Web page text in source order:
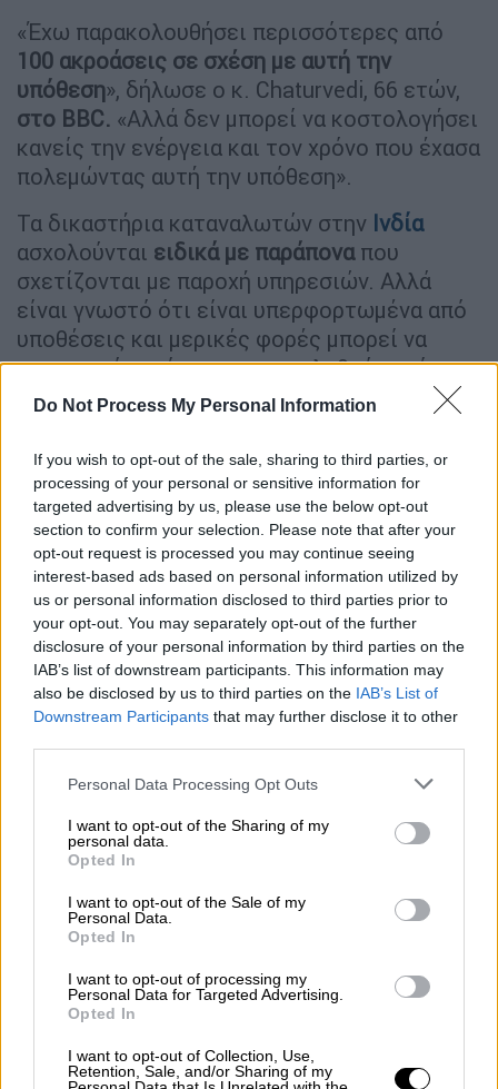
Do Not Process My Personal Information
If you wish to opt-out of the sale, sharing to third parties, or
processing of your personal or sensitive information for
targeted advertising by us, please use the below opt-out
section to confirm your selection. Please note that after your
opt-out request is processed you may continue seeing
interest-based ads based on personal information utilized by
us or personal information disclosed to third parties prior to
your opt-out. You may separately opt-out of the further
disclosure of your personal information by third parties on the
IAB’s list of downstream participants. This information may
also be disclosed by us to third parties on the IAB’s List of
Downstream Participants that may further disclose it to other
Please note that this website/app uses one or more Google
not limited to your visit or usage behaviour. You may click to
grant or deny consent to Google and its third-party tags to
use your data for below specified purposes in below Google
consent section.
Personal Data Processing Opt Outs
I want to opt-out of the Sharing of my
personal data.
Opted In
I want to opt-out of the Sale of my
Personal Data.
Opted In
I want to opt-out of processing my
Personal Data for Targeted Advertising.
Opted In
I want to opt-out of Collection, Use,
Retention, Sale, and/or Sharing of my
«Έχω παρακολουθήσει περισσότερες από
100 ακροάσεις σε σχέση με αυτή την
υπόθεση», δήλωσε ο κ. Chaturvedi, 66 ετών,
στο BBC. «Αλλά δεν μπορεί να κοστολογήσει
κανείς την ενέργεια και τον χρόνο που έχασα
πολεμώντας αυτή την υπόθεση».
Τα δικαστήρια καταναλωτών στην Ινδία
ασχολούνται ειδικά με παράποναπου
σχετίζονται με παροχή υπηρεσιών. Αλλά
είναι γνωστό ότι είναι υπερφορτωμένα από
υποθέσεις και μερικές φορές μπορεί να
χρειαστούν χρόνια για να επιλυθούν ακόμη
και οι πιο απλές υποθέσεις.
Pradesh, ταξίδευε από τη Mathura στο
Moradabad όταν ένας υπάλληλος που
έκλεινε εισιτήρια τον υπερχρέωσε για τα
δύο εισιτήρια που είχε αγοράσει.
Τα εισιτήρια κόστιζαν 35 ρουπίες το καθένα,
αλλά όταν έδωσε 100 ρουπίες,ο υπάλληλος
επέστρεψε 10 ρουπίες, χρεώνοντας 90
ρουπίες για τα εισιτήρια αντί για 70.
Διαμαρτυρήθηκε στον υπάλληλο ότι τον είχε
χρεώσει υπερβολικά, αλλά δεν επέστρεψαν
να καταθέσει μήνυση κατά των
Βορειοανατολικών Σιδηροδρόμων
(Gorakhpur) -έναν κλάδο των Ινδικών
Σιδηροδρόμων- και του υπαλλήλου κράτησης
σε δικαστήριο καταναλωτών στη Mathura.
Είπε ότι του πήρε χρόνια εξαιτίας
του αργού
ρυθμού
δικαιοσύνη στην Ινδία.